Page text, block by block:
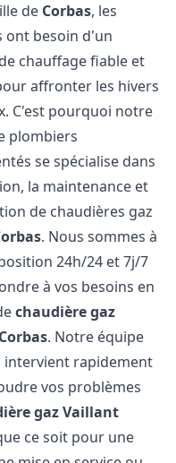
de Corbas, les
ont besoin d'un
chauffage fiable et
affronter les hivers
C'est pourquoi notre
plombiers
se spécialise dans
la maintenance et
de chaudières gaz
. Nous sommes à
24h/24 et 7j/7
à vos besoins en
chaudière gaz
Corbas. Notre équipe
intervient rapidement
vos problèmes
gaz Vaillant
ce soit pour une